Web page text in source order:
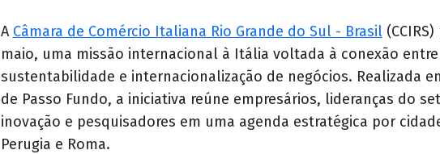
A Câmara de Comércio Italiana Rio Grande do Sul - Brasil
maio, uma missão internacional à Itália voltada à conexão
sustentabilidade e internacionalização de negócios. Realizada
de Passo Fundo, a iniciativa reúne empresários, lideranças do
inovação e pesquisadores em uma agenda estratégica por
Perugia e Roma.